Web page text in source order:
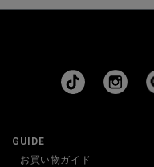
GUIDE
お買い物ガイド